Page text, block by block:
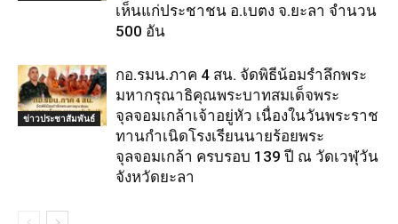
เห็นแก่ประชาชน อ.เบตง จ.ยะลา จำนวน
500 อัน
ข่าวประชาสัมพันธ์
กอ.รมน.ภาค 4 สน. จัดพิธีน้อมรำลึกพระ
มหากรุณาธิคุณพระบาทสมเด็จพระ
จุลจอมเกล้าเจ้าอยู่หัว เนื่องในวันพระราช
ทานกำเนิดโรงเรียนนายร้อยพระ
จุลจอมเกล้า ครบรอบ 139 ปี ณ วัดเวฬุวัน
จังหวัดยะลา